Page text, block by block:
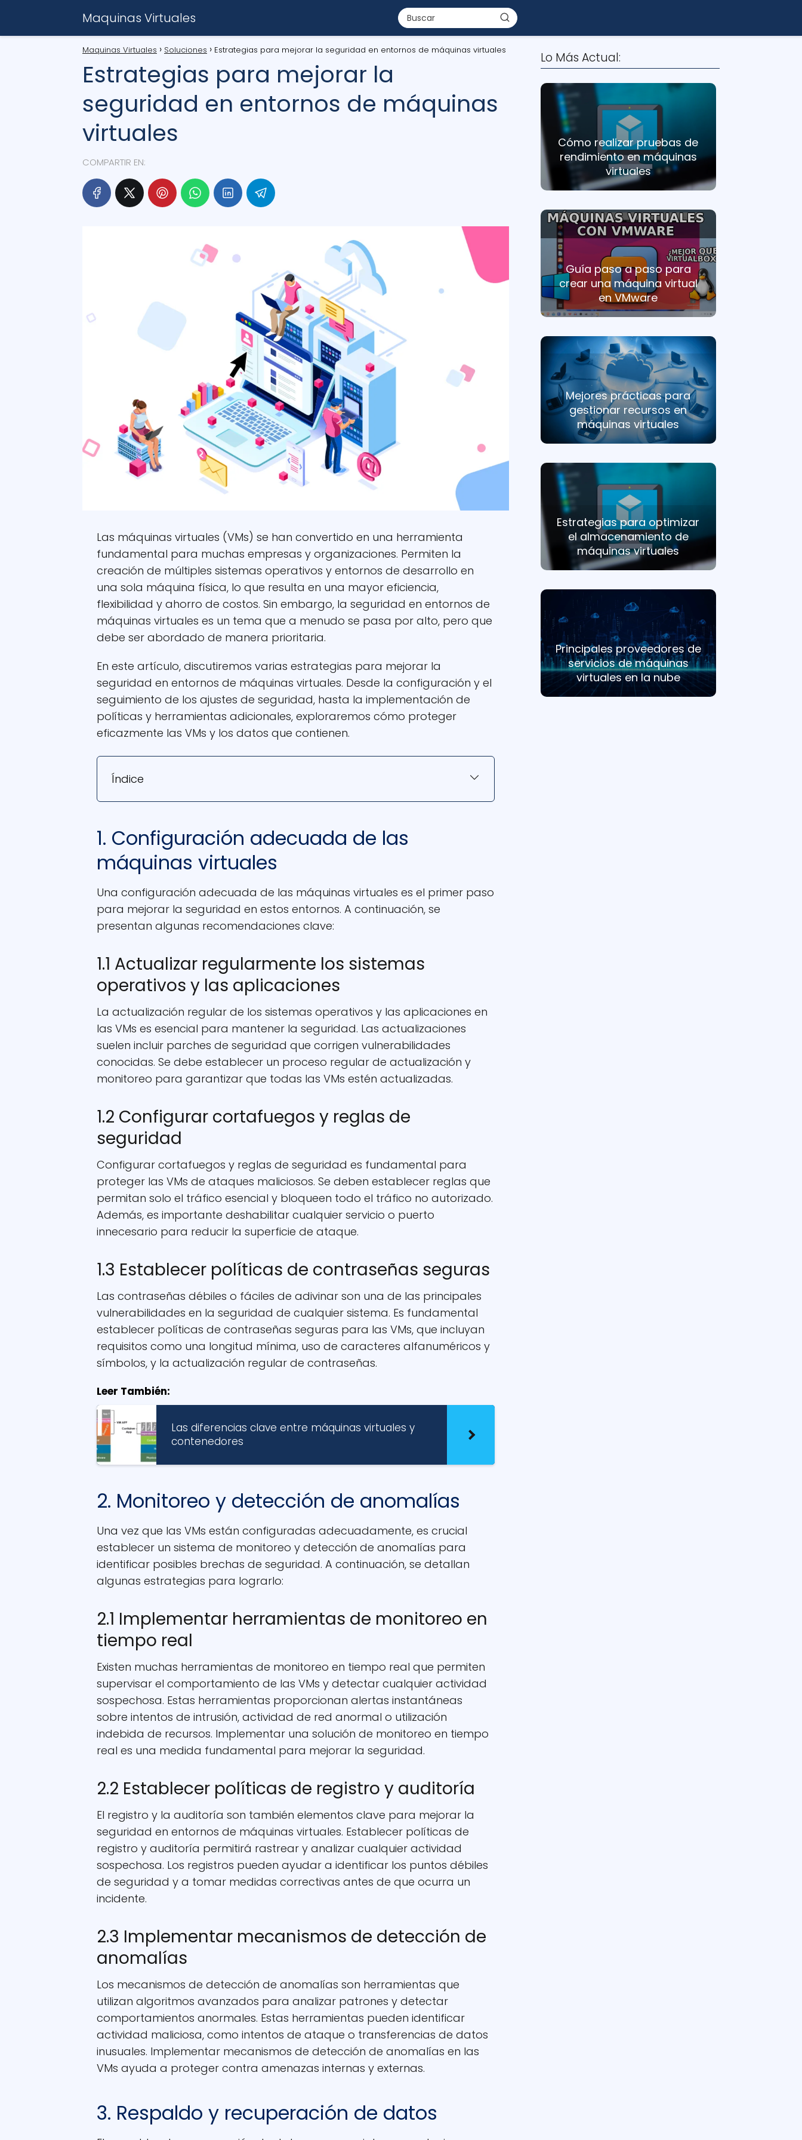
Maquinas Virtuales
Maquinas Virtuales Soluciones Estrategias para mejorar la seguridad en entornos de máquinas virtuales
Estrategias para mejorar la
seguridad en entornos de máquinas
virtuales
COMPARTIR EN:
Las máquinas virtuales (VMs) se han convertido en una herramienta
fundamental para muchas empresas y organizaciones. Permiten la
creación de múltiples sistemas operativos y entornos de desarrollo en
una sola máquina física, lo que resulta en una mayor eficiencia,
flexibilidad y ahorro de costos. Sin embargo, la seguridad en entornos de
máquinas virtuales es un tema que a menudo se pasa por alto, pero que
debe ser abordado de manera prioritaria.
En este artículo, discutiremos varias estrategias para mejorar la
seguridad en entornos de máquinas virtuales. Desde la configuración y el
seguimiento de los ajustes de seguridad, hasta la implementación de
políticas y herramientas adicionales, exploraremos cómo proteger
eficazmente las VMs y los datos que contienen.
Índice
1. Configuración adecuada de las
máquinas virtuales
Una configuración adecuada de las máquinas virtuales es el primer paso
para mejorar la seguridad en estos entornos. A continuación, se
presentan algunas recomendaciones clave:
1.1 Actualizar regularmente los sistemas
operativos y las aplicaciones
La actualización regular de los sistemas operativos y las aplicaciones en
las VMs es esencial para mantener la seguridad. Las actualizaciones
suelen incluir parches de seguridad que corrigen vulnerabilidades
conocidas. Se debe establecer un proceso regular de actualización y
monitoreo para garantizar que todas las VMs estén actualizadas.
1.2 Configurar cortafuegos y reglas de
seguridad
Configurar cortafuegos y reglas de seguridad es fundamental para
proteger las VMs de ataques maliciosos. Se deben establecer reglas que
permitan solo el tráfico esencial y bloqueen todo el tráfico no autorizado.
Además, es importante deshabilitar cualquier servicio o puerto
innecesario para reducir la superficie de ataque.
1.3 Establecer políticas de contraseñas seguras
Las contraseñas débiles o fáciles de adivinar son una de las principales
vulnerabilidades en la seguridad de cualquier sistema. Es fundamental
establecer políticas de contraseñas seguras para las VMs, que incluyan
requisitos como una longitud mínima, uso de caracteres alfanuméricos y
símbolos, y la actualización regular de contraseñas.
Leer También:
Las diferencias clave entre máquinas virtuales y
contenedores
2. Monitoreo y detección de anomalías
Una vez que las VMs están configuradas adecuadamente, es crucial
establecer un sistema de monitoreo y detección de anomalías para
identificar posibles brechas de seguridad. A continuación, se detallan
algunas estrategias para lograrlo:
2.1 Implementar herramientas de monitoreo en
tiempo real
Existen muchas herramientas de monitoreo en tiempo real que permiten
supervisar el comportamiento de las VMs y detectar cualquier actividad
sospechosa. Estas herramientas proporcionan alertas instantáneas
sobre intentos de intrusión, actividad de red anormal o utilización
indebida de recursos. Implementar una solución de monitoreo en tiempo
real es una medida fundamental para mejorar la seguridad.
2.2 Establecer políticas de registro y auditoría
El registro y la auditoría son también elementos clave para mejorar la
seguridad en entornos de máquinas virtuales. Establecer políticas de
registro y auditoría permitirá rastrear y analizar cualquier actividad
sospechosa. Los registros pueden ayudar a identificar los puntos débiles
de seguridad y a tomar medidas correctivas antes de que ocurra un
incidente.
2.3 Implementar mecanismos de detección de
anomalías
Los mecanismos de detección de anomalías son herramientas que
utilizan algoritmos avanzados para analizar patrones y detectar
comportamientos anormales. Estas herramientas pueden identificar
actividad maliciosa, como intentos de ataque o transferencias de datos
inusuales. Implementar mecanismos de detección de anomalías en las
VMs ayuda a proteger contra amenazas internas y externas.
3. Respaldo y recuperación de datos
Lo Más Actual:
Cómo realizar pruebas de
rendimiento en máquinas
virtuales
Guía paso a paso para
crear una máquina virtual
en VMware
Mejores prácticas para
gestionar recursos en
máquinas virtuales
Estrategias para optimizar
el almacenamiento de
máquinas virtuales
Principales proveedores de
servicios de máquinas
virtuales en la nube